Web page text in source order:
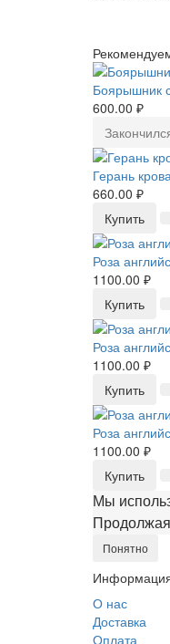
Боярышник
600.00 ₽
Герань
660.00 ₽
Купить
Роза
1100.00 ₽
Купить
Роза
1100.00 ₽
Купить
Роза
1100.00 ₽
Купить
Мы
Понятно
О нас
Доставка
Оплата